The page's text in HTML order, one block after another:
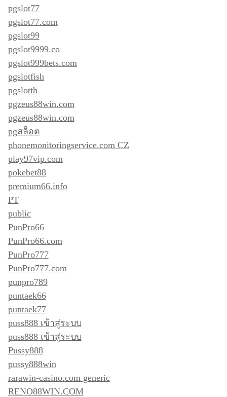
pgslot77
pgslot77.com
pgslot99
pgslot9999.co
pgslot999bets.com
pgslotfish
pgslotth
pgzeus88win.com
pgzeus88win.com
pgสล็อต
phonemonitoringservice.com CZ
play97vip.com
pokebet88
premium66.info
PT
public
PunPro66
PunPro66.com
PunPro777
PunPro777.com
punpro789
puntaek66
puntaek77
puss888 เข้าสู่ระบบ
puss888 เข้าสู่ระบบ
Pussy888
pussy888win
rarawin-casino.com generic
RENO88WIN.COM